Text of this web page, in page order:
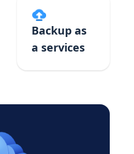
Backup as
a services